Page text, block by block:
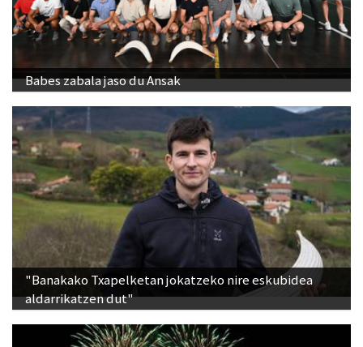
Babes zabala jaso du Ansak
"Banakako Txapelketan jokatzeko nire eskubidea
aldarrikatzen dut"